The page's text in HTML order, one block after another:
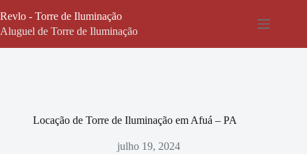
para
o
Revlo - Torre de Iluminação
Aluguel de Torre de Iluminação
Locação de Torre de Iluminação em Afuá – PA
julho 19, 2024